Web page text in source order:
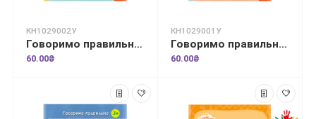
КН1029002У
Говоримо правильно. Відпрацьовуємо Ж-Ш
60.00₴
КН1029001У
Говоримо правильно. Відпрацьовуємо С-З
60.00₴